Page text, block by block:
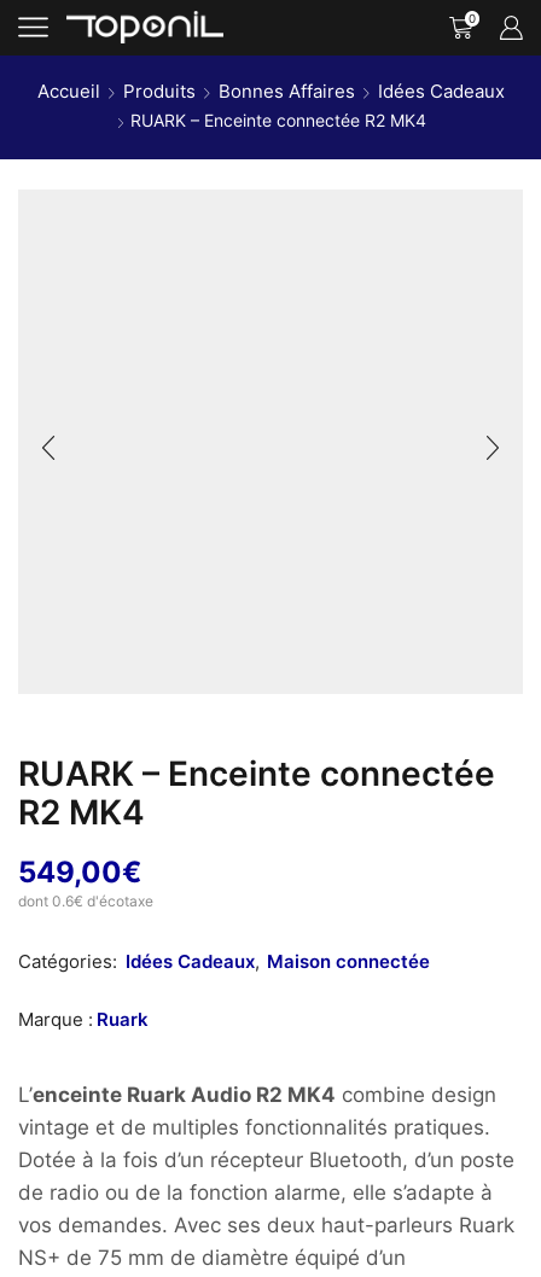
0
Accueil Produits Bonnes Affaires Idées Cadeaux
RUARK – Enceinte connectée R2 MK4
RUARK – Enceinte connectée
R2 MK4
549,00€
dont 0.6€ d'écotaxe
Catégories: Idées Cadeaux, Maison connectée
Marque : Ruark
L’enceinte Ruark Audio R2 MK4 combine design
vintage et de multiples fonctionnalités pratiques.
Dotée à la fois d’un récepteur Bluetooth, d’un poste
de radio ou de la fonction alarme, elle s’adapte à
vos demandes. Avec ses deux haut-parleurs Ruark
NS+ de 75 mm de diamètre équipé d’un